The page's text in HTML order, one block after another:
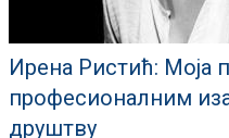
Ирена Ристић: Моја
професионалним
друштву